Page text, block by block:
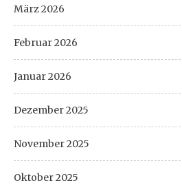
März 2026
Februar 2026
Januar 2026
Dezember 2025
November 2025
Oktober 2025